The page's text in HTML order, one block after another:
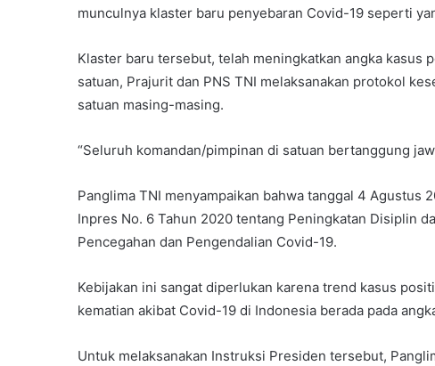
munculnya klaster baru penyebaran Covid-19 seperti
Klaster baru tersebut, telah meningkatkan angka kasus
satuan, Prajurit dan PNS TNI melaksanakan protokol
satuan masing-masing.
“Seluruh komandan/pimpinan di satuan bertanggung
Panglima TNI menyampaikan bahwa tanggal 4
Inpres No. 6 Tahun 2020 tentang Peningkatan Disiplin
Pencegahan dan Pengendalian Covid-19.
Kebijakan ini sangat diperlukan karena trend kasus
kematian akibat Covid-19 di Indonesia berada pada
Untuk melaksanakan Instruksi Presiden tersebut,